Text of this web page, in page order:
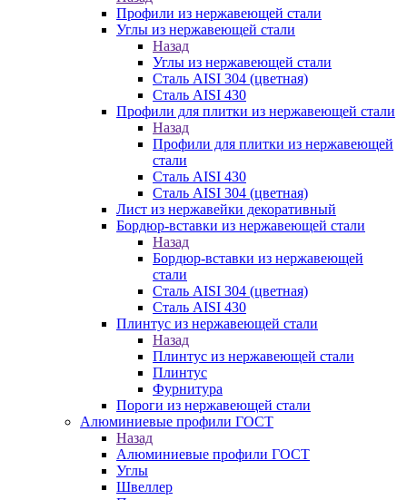
Профили из нержавеющей стали
Углы из нержавеющей стали
Назад
Углы из нержавеющей стали
Сталь AISI 304 (цветная)
Сталь AISI 430
Профили для плитки из нержавеющей стали
Назад
Профили для плитки из нержавеющей
стали
Сталь AISI 430
Сталь AISI 304 (цветная)
Лист из нержавейки декоративный
Бордюр-вставки из нержавеющей стали
Назад
Бордюр-вставки из нержавеющей
стали
Сталь AISI 304 (цветная)
Сталь AISI 430
Плинтус из нержавеющей стали
Назад
Плинтус из нержавеющей стали
Плинтус
Фурнитура
Пороги из нержавеющей стали
Алюминиевые профили ГОСТ
Назад
Алюминиевые профили ГОСТ
Углы
Швеллер